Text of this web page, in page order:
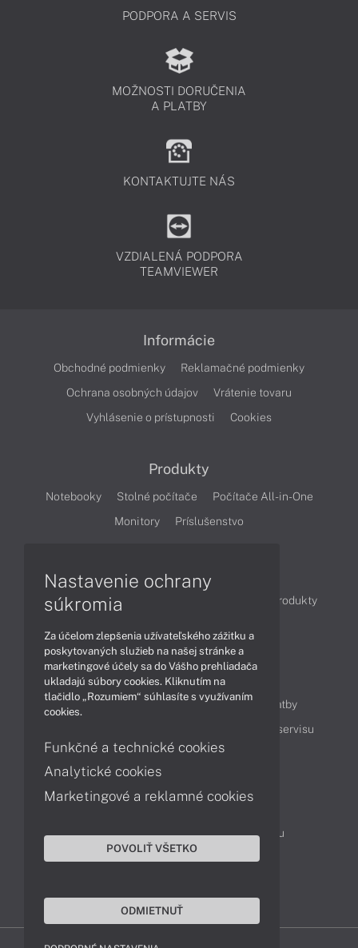
PODPORA A SERVIS
MOŽNOSTI DORUČENIA
A PLATBY
KONTAKTUJTE NÁS
VZDIALENÁ PODPORA
TEAMVIEWER
Informácie
Obchodné podmienky
Reklamačné podmienky
Ochrana osobných údajov
Vrátenie tovaru
Vyhlásenie o prístupnosti
Cookies
Produkty
Notebooky Stolné počítače
Počítače All-in-One
Monitory
Príslušenstvo
Články
Obchodné informácie
Produkty
Obsah
Ako nakupovať
Možnosti doručenia a platby
Cenník servisu
Kontakty
Servisné oddelenie
Reklamácia tovaru
Nastavenie ochrany
súkromia
Za účelom zlepšenia užívateľského zážitku a
poskytovaných služieb na našej stránke a
marketingové účely sa do Vášho prehliadača
ukladajú súbory cookies. Kliknutím na
tlačidlo „Rozumiem“ súhlasíte s využívaním
cookies.
Funkčné a technické cookies
Analytické cookies
Marketingové a reklamné cookies
POVOLIŤ VŠETKO
ODMIETNUŤ